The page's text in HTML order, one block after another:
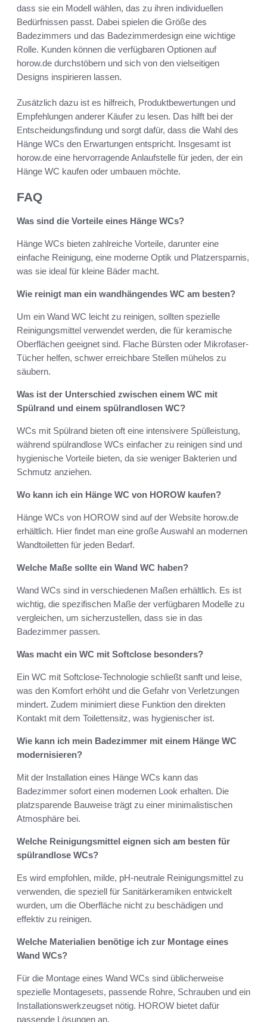
dass sie ein Modell wählen, das zu ihren individuellen
Bedürfnissen passt. Dabei spielen die Größe des
Badezimmers und das Badezimmerdesign eine wichtige
Rolle. Kunden können die verfügbaren Optionen auf
horow.de durchstöbern und sich von den vielseitigen
Designs inspirieren lassen.
Zusätzlich dazu ist es hilfreich, Produktbewertungen und
Empfehlungen anderer Käufer zu lesen. Das hilft bei der
Entscheidungsfindung und sorgt dafür, dass die Wahl des
Hänge WCs den Erwartungen entspricht. Insgesamt ist
horow.de eine hervorragende Anlaufstelle für jeden, der ein
Hänge WC kaufen oder umbauen möchte.
FAQ
Was sind die Vorteile eines Hänge WCs?
Hänge WCs bieten zahlreiche Vorteile, darunter eine
einfache Reinigung, eine moderne Optik und Platzersparnis,
was sie ideal für kleine Bäder macht.
Wie reinigt man ein wandhängendes WC am besten?
Um ein Wand WC leicht zu reinigen, sollten spezielle
Reinigungsmittel verwendet werden, die für keramische
Oberflächen geeignet sind. Flache Bürsten oder Mikrofaser-
Tücher helfen, schwer erreichbare Stellen mühelos zu
säubern.
Was ist der Unterschied zwischen einem WC mit
Spülrand und einem spülrandlosen WC?
WCs mit Spülrand bieten oft eine intensivere Spülleistung,
während spülrandlose WCs einfacher zu reinigen sind und
hygienische Vorteile bieten, da sie weniger Bakterien und
Schmutz anziehen.
Wo kann ich ein Hänge WC von HOROW kaufen?
Hänge WCs von HOROW sind auf der Website horow.de
erhältlich. Hier findet man eine große Auswahl an modernen
Wandtoiletten für jeden Bedarf.
Welche Maße sollte ein Wand WC haben?
Wand WCs sind in verschiedenen Maßen erhältlich. Es ist
wichtig, die spezifischen Maße der verfügbaren Modelle zu
vergleichen, um sicherzustellen, dass sie in das
Badezimmer passen.
Was macht ein WC mit Softclose besonders?
Ein WC mit Softclose-Technologie schließt sanft und leise,
was den Komfort erhöht und die Gefahr von Verletzungen
mindert. Zudem minimiert diese Funktion den direkten
Kontakt mit dem Toilettensitz, was hygienischer ist.
Wie kann ich mein Badezimmer mit einem Hänge WC
modernisieren?
Mit der Installation eines Hänge WCs kann das
Badezimmer sofort einen modernen Look erhalten. Die
platzsparende Bauweise trägt zu einer minimalistischen
Atmosphäre bei.
Welche Reinigungsmittel eignen sich am besten für
spülrandlose WCs?
Es wird empfohlen, milde, pH-neutrale Reinigungsmittel zu
verwenden, die speziell für Sanitärkeramiken entwickelt
wurden, um die Oberfläche nicht zu beschädigen und
effektiv zu reinigen.
Welche Materialien benötige ich zur Montage eines
Wand WCs?
Für die Montage eines Wand WCs sind üblicherweise
spezielle Montagesets, passende Rohre, Schrauben und ein
Installationswerkzeugset nötig. HOROW bietet dafür
passende Lösungen an.